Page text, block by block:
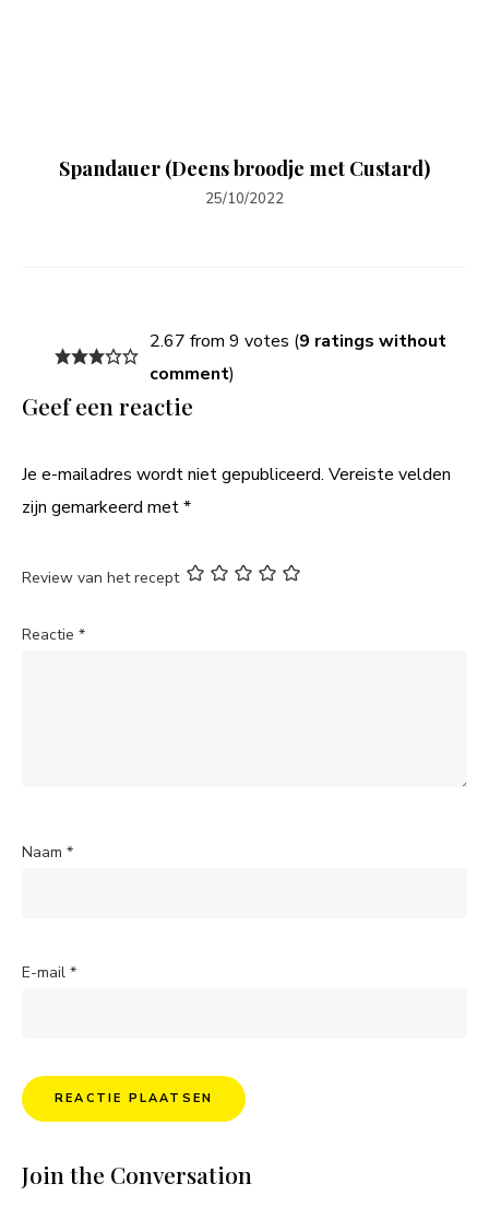
Spandauer (Deens broodje met Custard)
25/10/2022
2.67 from 9 votes (9 ratings without
comment)
Geef een reactie
Je e-mailadres wordt niet gepubliceerd. Vereiste velden
zijn gemarkeerd met*
Review van het recept
Reactie *
Naam *
E-mail *
Join the Conversation